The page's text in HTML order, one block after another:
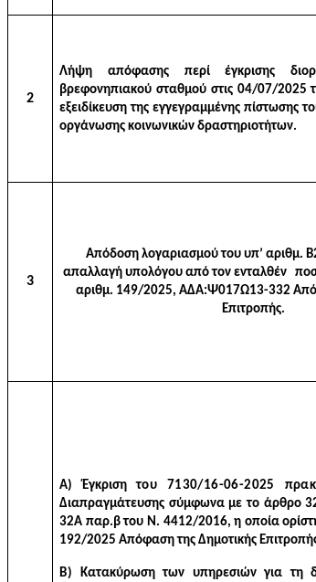
2
Λήψη απόφασης περί έγκρισης
βρεφονηπιακού σταθμού στις 04/07/2025
εξειδίκευση της εγγεγραμμένης πίστωσης
οργάνωσης κοινωνικών δραστηριοτήτων.
3
Απόδοση λογαριασμού του υπ’ αριθμ.
απαλλαγή υπολόγου από τον ενταλθέν
αριθμ. 149/2025, ΑΔΑ:Ψ017Ω13-332
Επιτροπής.
Α) Έγκρισητου 7130/16-06-2025
Διαπραγμάτευσης σύμφωνα με το άρθρο
32Α παρ.β του Ν. 4412/2016, η οποία
192/2025 Απόφαση της Δημοτικής
Β) Κατακύρωση των υπηρεσιών για τη